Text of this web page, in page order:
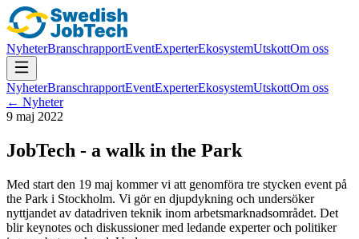
NyheterBranschrapportEventExperterEkosystemUtskottOm oss
NyheterBranschrapportEventExperterEkosystemUtskottOm oss
← Nyheter
9 maj 2022
JobTech - a walk in the Park
Med start den 19 maj kommer vi att genomföra tre stycken event på
the Park i Stockholm. Vi gör en djupdykning och undersöker
nyttjandet av datadriven teknik inom arbetsmarknadsområdet. Det
blir keynotes och diskussioner med ledande experter och politiker